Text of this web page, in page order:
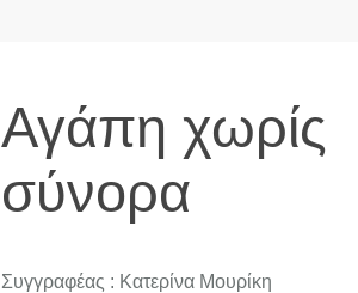
Αγάπη χωρίς
σύνορα
Συγγραφέας : Κατερίνα Μουρίκη